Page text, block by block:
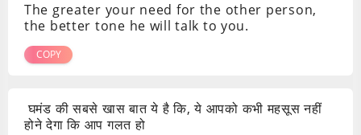
The greater your need for the other person,
the better tone he will talk to you.
COPY
घमंड की सबसे खास बात ये है कि, ये आपको कभी महसूस नहीं
होने देगा कि आप गलत हो